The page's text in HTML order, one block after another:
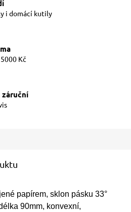
i domácí kutily
Kč
papírem, sklon pásku 33°
90mm, konvexní,